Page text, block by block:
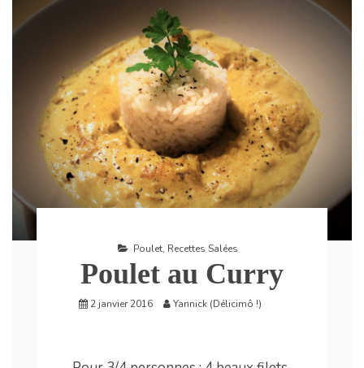
Poulet, Recettes Salées
Poulet au Curry
2 janvier 2016 Yannick (Délicimô !)